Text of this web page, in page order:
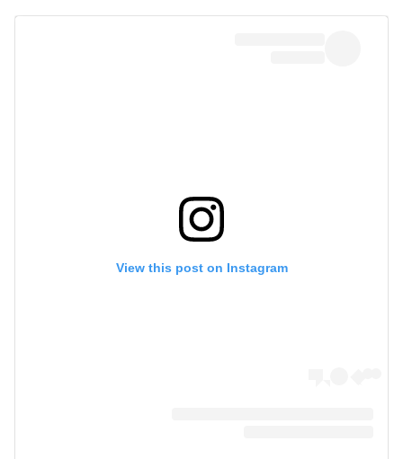
View this post on Instagram